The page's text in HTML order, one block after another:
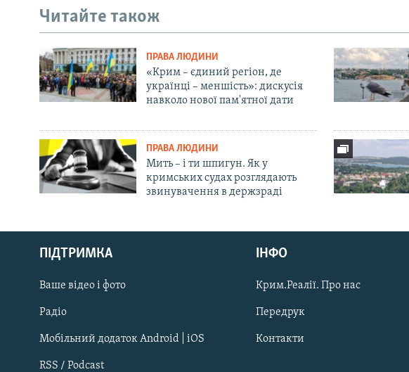
Русский
Qırımtatar
ДОЛУЧАЙСЯ!
Читайте також
ПРАВА ЛЮДИНИ
«Крим – єдиний регіон, де
українці – меншість»: дискусія
навколо нової пам'ятної дати
ПРАВА ЛЮДИНИ
Мить – і ти шпигун. Як у
кримських судах розглядають
звинувачення в держзраді
ПІДТРИМКА
Ваше відео і фото
Радіо
Мобільний додаток Android | iOS
RSS / Podcast
ІНФО
Крим.Реалії. Про нас
Передрук
Контакти